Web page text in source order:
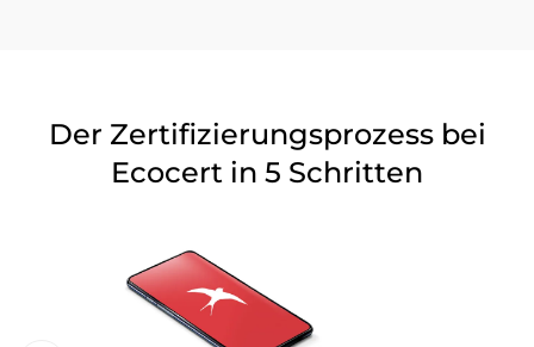
Nachhaltige Materialien
Die Angabe "von Ecocert zertifiziert"
Den Namen des Standards
CH-BIO-004
Der Zertifizierungsprozess bei
Ecocert in 5 Schritten